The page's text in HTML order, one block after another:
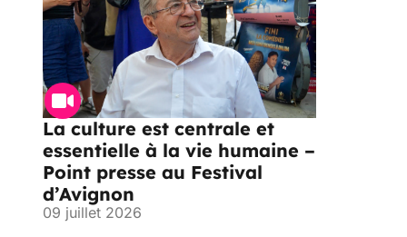
La culture est centrale et
essentielle à la vie humaine –
Point presse au Festival
d’Avignon
09 juillet 2026